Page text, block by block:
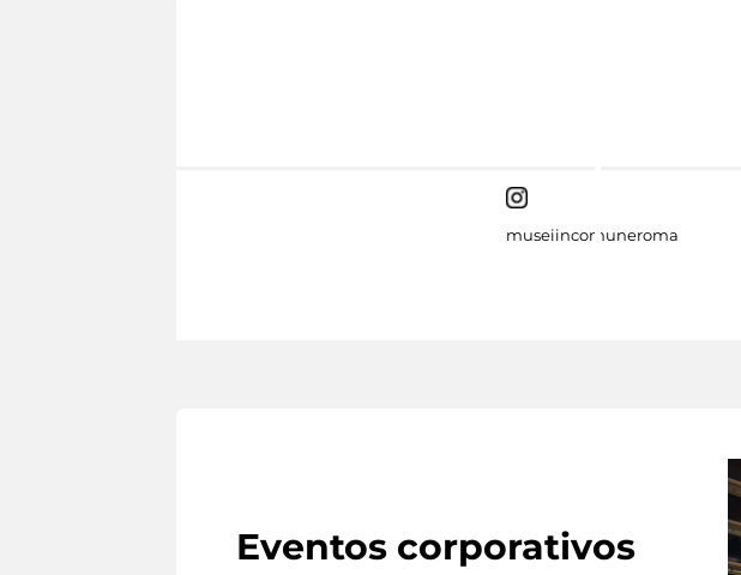
museiincomuneroma
Eventos corporativos